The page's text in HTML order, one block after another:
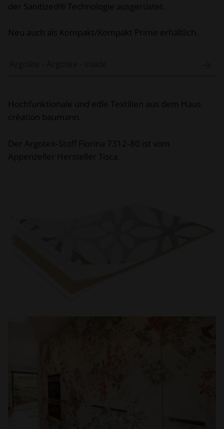
der Sanitized® Technologie ausgerüstet.
Neu auch als Kompakt/Kompakt Prime erhältlich.
Hochfunktionale und edle Textilien aus dem Haus
création baumann.
Der Argotex‑Stoff Fiorina 7312‑80 ist vom
Appenzeller Hersteller Tisca.